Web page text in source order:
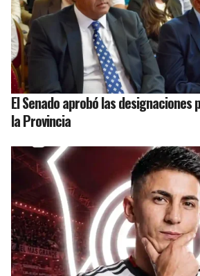
El Senado aprobó las
la Provincia